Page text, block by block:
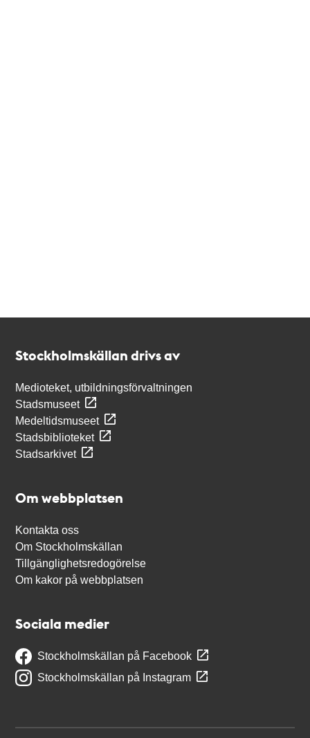
Stockholmskällan drivs av
Medioteket, utbildningsförvaltningen
Stadsmuseet
Medeltidsmuseet
Stadsbiblioteket
Stadsarkivet
Om webbplatsen
Kontakta oss
Om Stockholmskällan
Tillgänglighetsredogörelse
Om kakor på webbplatsen
Sociala medier
Stockholmskällan på Facebook
Stockholmskällan på Instagram